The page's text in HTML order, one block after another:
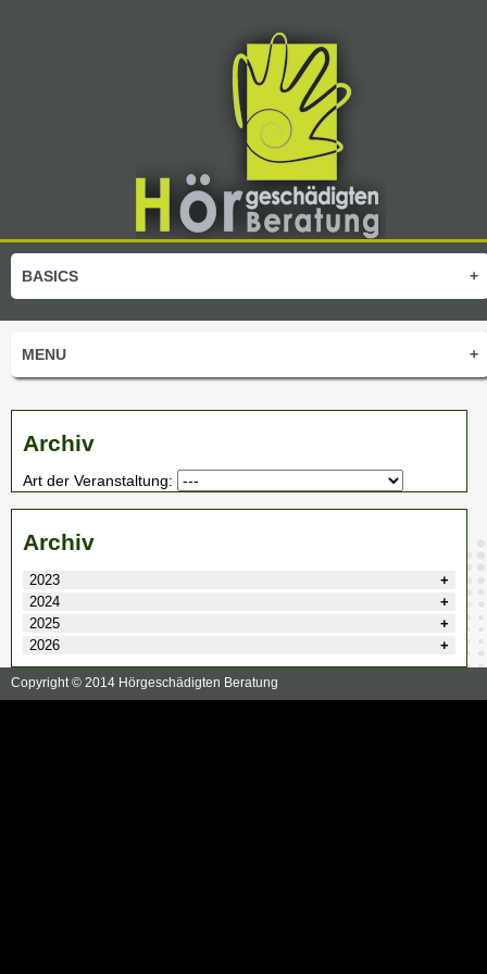
+
BASICS
+
MENU
Archiv
Art der Veranstaltung:
Archiv
2023
2024
2025
2026
Copyright © 2014 Hörgeschädigten Beratung